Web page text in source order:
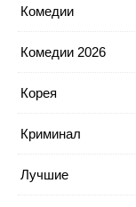
Комедии
Комедии 2026
Корея
Криминал
Лучшие